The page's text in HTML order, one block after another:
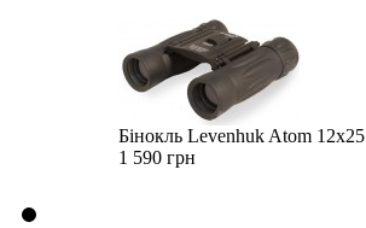
Бінокль Levenhuk Atom 12x25
1 590 грн